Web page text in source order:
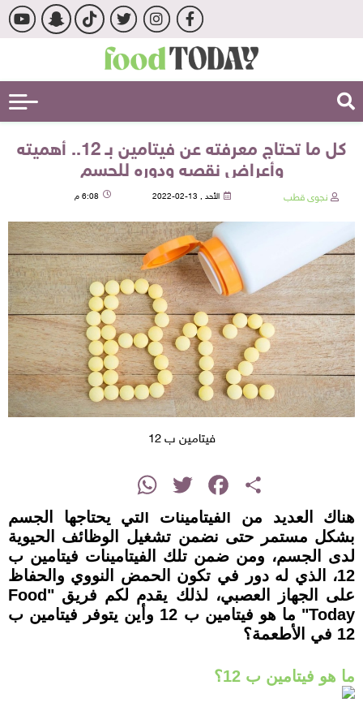
كل ما تحتاج معرفته عن فيتامين بـ 12.. أهميته
وأعراض نقصه ودوره للجسم
نجوى قطب الأحد , 13-02-2022 6:08 م
فيتامين ب 12
Share
Facebook
Twitter
WhatsApp
هناك العديد من الفيتامينات التي يحتاجها الجسم
بشكل مستمر حتى نضمن تشغيل الوظائف الحيوية
لدى الجسم، ومن ضمن تلك الفيتامينات فيتامين ب
12، الذي له دور في تكون الحمض النووي والحفاظ
على الجهاز العصبي، لذلك يقدم لكم فريق "Food
Today" ما هو فيتامين ب 12 وأين يتوفر فيتامين ب
12 في الأطعمة؟
ما هو فيتامين ب 12؟